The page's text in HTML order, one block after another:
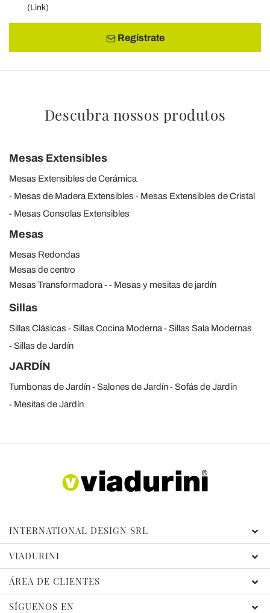
(Link)
Regístrate
Descubra nossos produtos
Mesas Extensibles
Mesas Extensibles de Cerámica
Mesas de Madera Extensibles
Mesas Extensibles de Cristal
Mesas Consolas Extensibles
Mesas
Mesas Redondas
Mesas de centro
Mesas Transformadora
Mesas y mesitas de jardín
Sillas
Sillas Clásicas Sillas Cocina Moderna
Sillas Sala Modernas
Sillas de Jardín
JARDÍN
Tumbonas de Jardín Salones de Jardín
Sofás de Jardín
Mesitas de Jardín
INTERNATIONAL DESIGN SRL
VIADURINI
ÁREA DE CLIENTES
SÍGUENOS EN